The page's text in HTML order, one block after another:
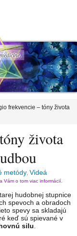
frekvencie – tóny života
života
metódy, Videá
Vám o tom viac informácií.
hudobnej stupnice
spevoch a obradoch
spevy sa skladajú
keď sú spievané v
silu